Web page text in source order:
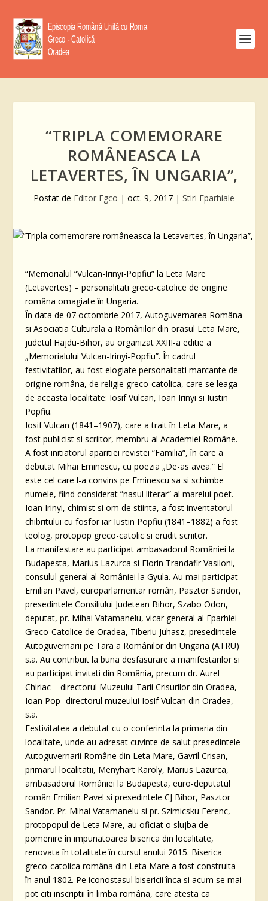
“TRIPLA COMEMORARE
ROMÂNEASCA LA
LETAVERTES, ÎN UNGARIA”,
Postat de Editor Egco | oct. 9, 2017 | Stiri Eparhiale
“Memorialul “Vulcan-Irinyi-Popfiu” la Leta Mare
(Letavertes) – personalitati greco-catolice de origine
româna omagiate în Ungaria.
În data de 07 octombrie 2017, Autoguvernarea Româna
si Asociatia Culturala a Românilor din orasul Leta Mare,
judetul Hajdu-Bihor, au organizat XXIII-a editie a
„Memorialului Vulcan-Irinyi-Popfiu”. În cadrul
festivitatilor, au fost elogiate personalitati marcante de
origine româna, de religie greco-catolica, care se leaga
de aceasta localitate: Iosif Vulcan, Ioan Irinyi si Iustin
Popfiu.
Iosif Vulcan (1841–1907), care a trait în Leta Mare, a
fost publicist si scriitor, membru al Academiei Române.
A fost initiatorul aparitiei revistei “Familia“, în care a
debutat Mihai Eminescu, cu poezia „De-as avea.” El
este cel care l-a convins pe Eminescu sa si schimbe
numele, fiind considerat ”nasul literar” al marelui poet.
Ioan Irinyi, chimist si om de stiinta, a fost inventatorul
chibritului cu fosfor iar Iustin Popfiu (1841–1882) a fost
teolog, protopop greco-catolic si erudit scriitor.
La manifestare au participat ambasadorul României la
Budapesta, Marius Lazurca si Florin Trandafir Vasiloni,
consulul general al României la Gyula. Au mai participat
Emilian Pavel, europarlamentar român, Pasztor Sandor,
presedintele Consiliului Judetean Bihor, Szabo Odon,
deputat, pr. Mihai Vatamanelu, vicar general al Eparhiei
Greco-Catolice de Oradea, Tiberiu Juhasz, presedintele
Autoguvernarii pe Tara a Românilor din Ungaria (ATRU)
s.a. Au contribuit la buna desfasurare a manifestarilor si
au participat invitati din România, precum dr. Aurel
Chiriac – directorul Muzeului Tarii Crisurilor din Oradea,
Ioan Pop- directorul muzeului Iosif Vulcan din Oradea,
s.a.
Festivitatea a debutat cu o conferinta la primaria din
localitate, unde au adresat cuvinte de salut presedintele
Autoguvernarii Române din Leta Mare, Gavril Crisan,
primarul localitatii, Menyhart Karoly, Marius Lazurca,
ambasadorul României la Budapesta, euro-deputatul
român Emilian Pavel si presedintele CJ Bihor, Pasztor
Sandor. Pr. Mihai Vatamanelu si pr. Szimicsku Ferenc,
protopopul de Leta Mare, au oficiat o slujba de
pomenire în impunatoarea biserica din localitate,
renovata în totalitate în cursul anului 2015. Biserica
greco-catolica româna din Leta Mare a fost construita
în anul 1802. Pe iconostasul bisericii înca si acum se mai
pot citi inscriptii în limba româna, care atesta ca